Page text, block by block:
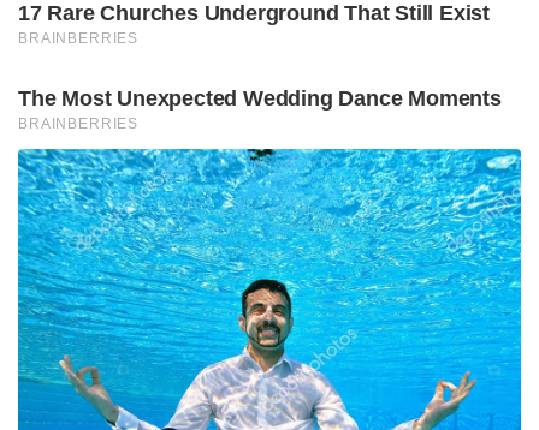
17 Rare Churches Underground That Still Exist
BRAINBERRIES
The Most Unexpected Wedding Dance Moments
BRAINBERRIES